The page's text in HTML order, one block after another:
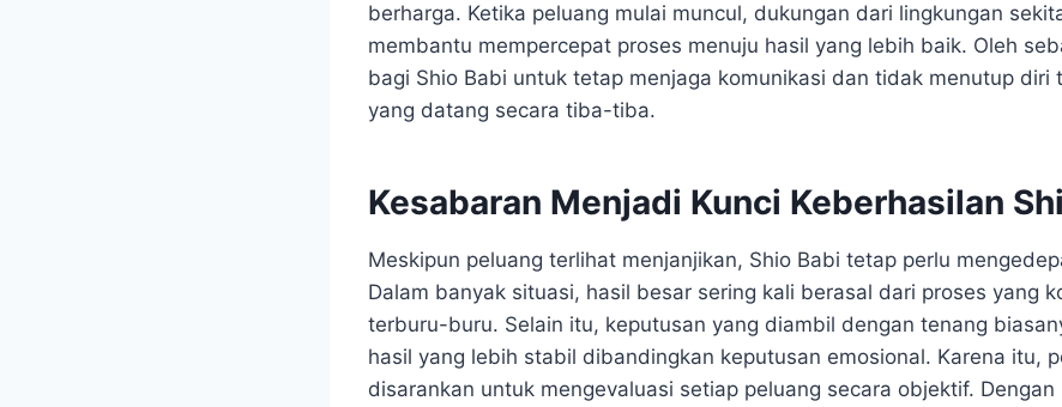
berharga. Ketika peluang mulai muncul, dukungan dari lingkungan
membantu mempercepat proses menuju hasil yang lebih baik. Oleh
bagi Shio Babi untuk tetap menjaga komunikasi dan tidak menutup diri
yang datang secara tiba-tiba.
Kesabaran Menjadi Kunci Keberhasilan
Meskipun peluang terlihat menjanjikan, Shio Babi tetap perlu
Dalam banyak situasi, hasil besar sering kali berasal dari proses yang
terburu-buru. Selain itu, keputusan yang diambil dengan tenang
hasil yang lebih stabil dibandingkan keputusan emosional. Karena itu,
disarankan untuk mengevaluasi setiap peluang secara objektif. Dengan